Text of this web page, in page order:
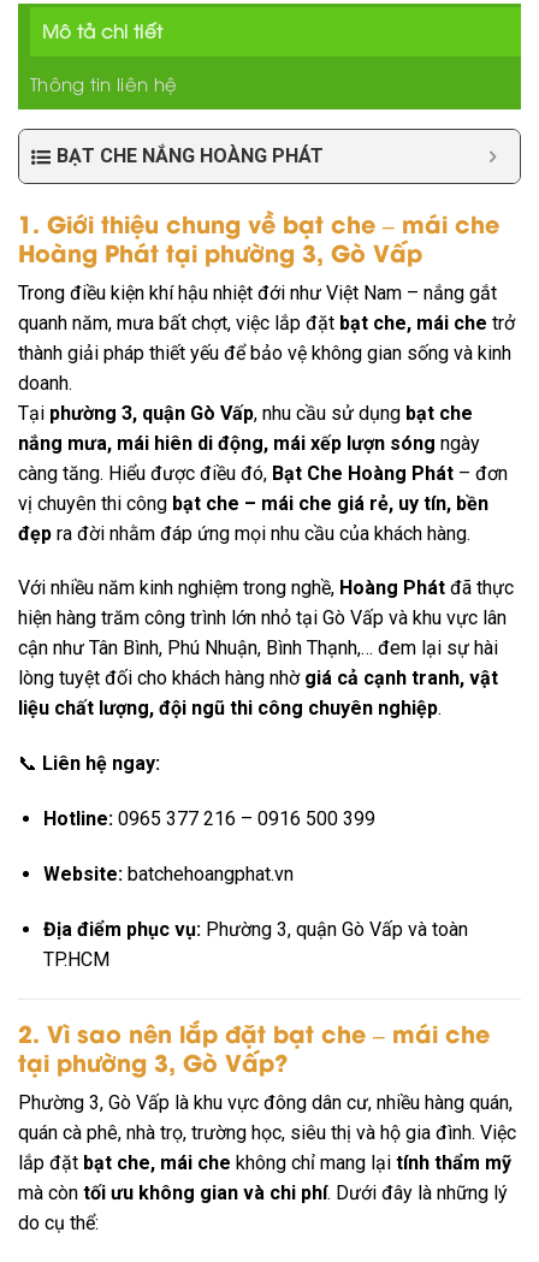
Mô tả chi tiết
Thông tin liên hệ
BẠT CHE NẮNG HOÀNG PHÁT
1. Giới thiệu chung về bạt che – mái che
Hoàng Phát tại phường 3, Gò Vấp
Trong điều kiện khí hậu nhiệt đới như Việt Nam – nắng gắt
quanh năm, mưa bất chợt, việc lắp đặt bạt che, mái che trở
thành giải pháp thiết yếu để bảo vệ không gian sống và kinh
doanh.
Tại phường 3, quận Gò Vấp, nhu cầu sử dụng bạt che
nắng mưa, mái hiên di động, mái xếp lượn sóng ngày
càng tăng. Hiểu được điều đó, Bạt Che Hoàng Phát – đơn
vị chuyên thi công bạt che – mái che giá rẻ, uy tín, bền
đẹp ra đời nhằm đáp ứng mọi nhu cầu của khách hàng.
Với nhiều năm kinh nghiệm trong nghề, Hoàng Phát đã thực
hiện hàng trăm công trình lớn nhỏ tại Gò Vấp và khu vực lân
cận như Tân Bình, Phú Nhuận, Bình Thạnh,… đem lại sự hài
lòng tuyệt đối cho khách hàng nhờ giá cả cạnh tranh, vật
liệu chất lượng, đội ngũ thi công chuyên nghiệp.
📞 Liên hệ ngay:
Hotline:0965 377 216 – 0916 500 399
Website:batchehoangphat.vn
Địa điểm phục vụ:Phường 3, quận Gò Vấp và toàn
TP.HCM
2. Vì sao nên lắp đặt bạt che – mái che
tại phường 3, Gò Vấp?
Phường 3, Gò Vấp là khu vực đông dân cư, nhiều hàng quán,
quán cà phê, nhà trọ, trường học, siêu thị và hộ gia đình. Việc
lắp đặt bạt che, mái che không chỉ mang lại tính thẩm mỹ
mà còn tối ưu không gian và chi phí. Dưới đây là những lý
do cụ thể: